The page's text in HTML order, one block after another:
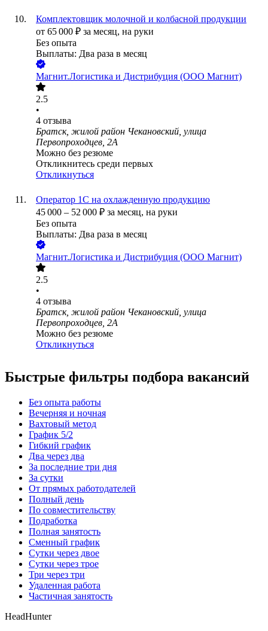
Комплектовщик молочной и колбасной продукции
от 65 000 ₽ за месяц, на руки
Без опыта
Выплаты: Два раза в месяц
Магнит.Логистика и Дистрибуция (ООО Магнит)
2.5
•
4 отзыва
Братск, жилой район Чекановский, улица
Первопроходцев, 2А
Можно без резюме
Откликнитесь среди первых
Откликнуться
Оператор 1С на охлажденную продукцию
45 000 – 52 000 ₽ за месяц, на руки
Без опыта
Выплаты: Два раза в месяц
Магнит.Логистика и Дистрибуция (ООО Магнит)
2.5
•
4 отзыва
Братск, жилой район Чекановский, улица
Первопроходцев, 2А
Можно без резюме
Откликнуться
Быстрые фильтры подбора вакансий
Без опыта работы
Вечерняя и ночная
Вахтовый метод
График 5/2
Гибкий график
Два через два
За последние три дня
За сутки
От прямых работодателей
Полный день
По совместительству
Подработка
Полная занятость
Сменный график
Сутки через двое
Сутки через трое
Три через три
Удаленная работа
Частичная занятость
HeadHunter